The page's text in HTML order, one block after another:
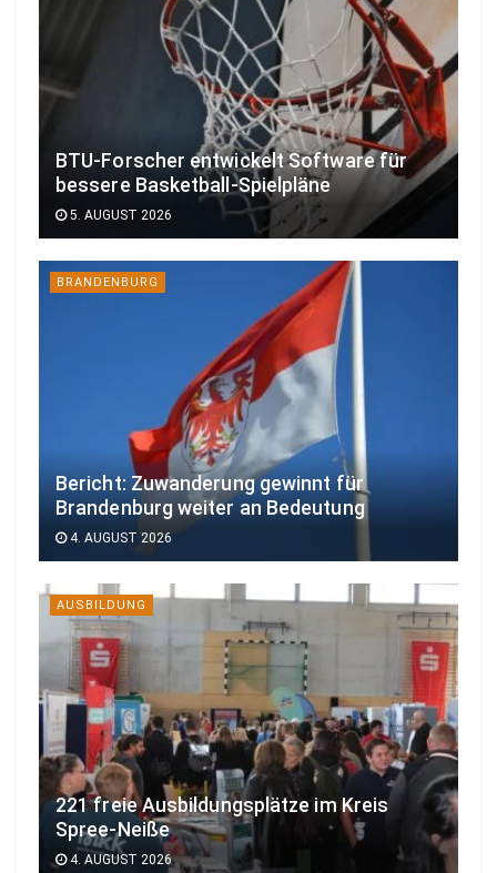
BTU-Forscher entwickelt Software für
bessere Basketball-Spielpläne
5. AUGUST 2026
BRANDENBURG
Bericht: Zuwanderung gewinnt für
Brandenburg weiter an Bedeutung
4. AUGUST 2026
AUSBILDUNG
221 freie Ausbildungsplätze im Kreis
Spree-Neiße
4. AUGUST 2026